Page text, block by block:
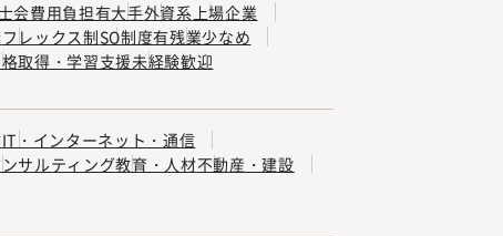
会費用負担有大手外資系 上場企業
フレックス制SO制度有残業少なめ
取得・学習支援未経験歓迎
IT・インターネット・通信
ンサルティング教育・人材不動産・建設